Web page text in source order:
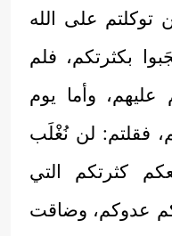
على الله
بكثرتكم، فلم
وأما يوم
فقلتم: لن نُغْلَب
كثرتكم التي
عدوكم، وضاقت